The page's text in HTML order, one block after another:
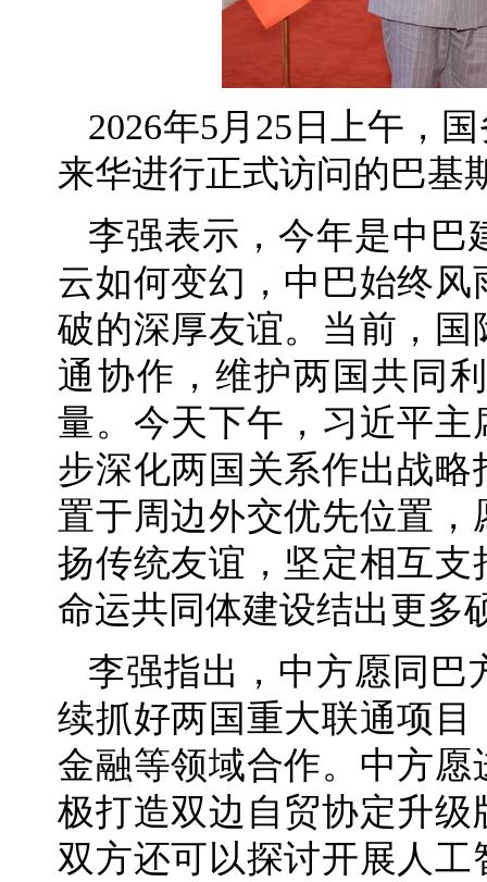
2026年5月25日上午，
来华进行正式访问的巴基
李强表示，今年是中巴
云如何变幻，中巴始终
破的深厚友谊。当前，
通协作，维护两国共同
量。今天下午，习近平
步深化两国关系作出战
置于周边外交优先位置
扬传统友谊，坚定相互
命运共同体建设结出更多
李强指出，中方愿同巴
续抓好两国重大联通项
金融等领域合作。中方
极打造双边自贸协定升
双方还可以探讨开展人